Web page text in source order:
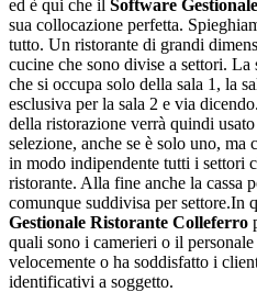
ed è qui che il Software
sua collocazione perfetta.
tutto. Un ristorante di grandi
cucine che sono divise a settori.
che si occupa solo della sala 1, la
esclusiva per la sala 2 e via
della ristorazione verrà quindi
selezione, anche se è solo uno,
in modo indipendente tutti i settori
ristorante. Alla fine anche la cassa
comunque suddivisa per settore.In
Gestionale Ristorante Colleferro
quali sono i camerieri o il
velocemente o ha soddisfatto i
identificativi a soggetto.